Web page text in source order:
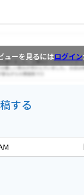
ューを見るにはログイン
する